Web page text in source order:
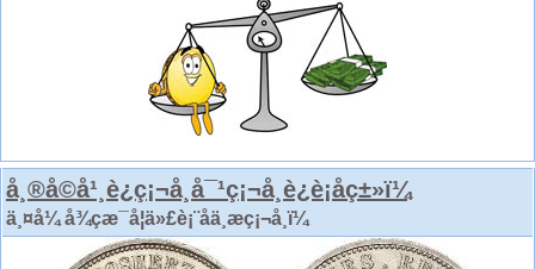
å¸®å©å¹¸è¿ç¡¬å¸å¯¹ç¡¬å¸è¿è¡åç±»ï¼
ä¸¤å¼ å¾çæ¯å¦ä»£è¡¨åä¸æç¡¬å¸ï¼